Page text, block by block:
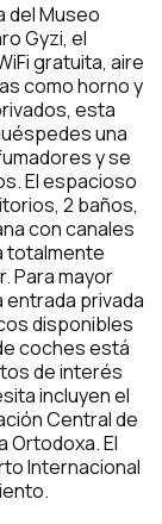
del Museo
Gyzi, el
gratuita, aire
como horno y
esta
una
y se
El espacioso
2 baños,
con canales
totalmente
Para mayor
entrada privada
disponibles
coches está
de interés
incluyen el
Central de
Ortodoxa. El
Internacional